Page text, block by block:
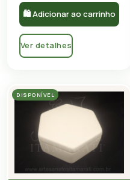
🛍 Adicionar ao carrinho
Ver detalhes
DISPONÍVEL